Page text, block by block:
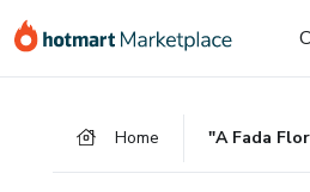
para
para
para
Home